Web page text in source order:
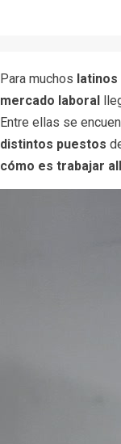
Para muchos latinos
mercado laboral
Entre ellas se
distintos puestos
cómo es trabajar